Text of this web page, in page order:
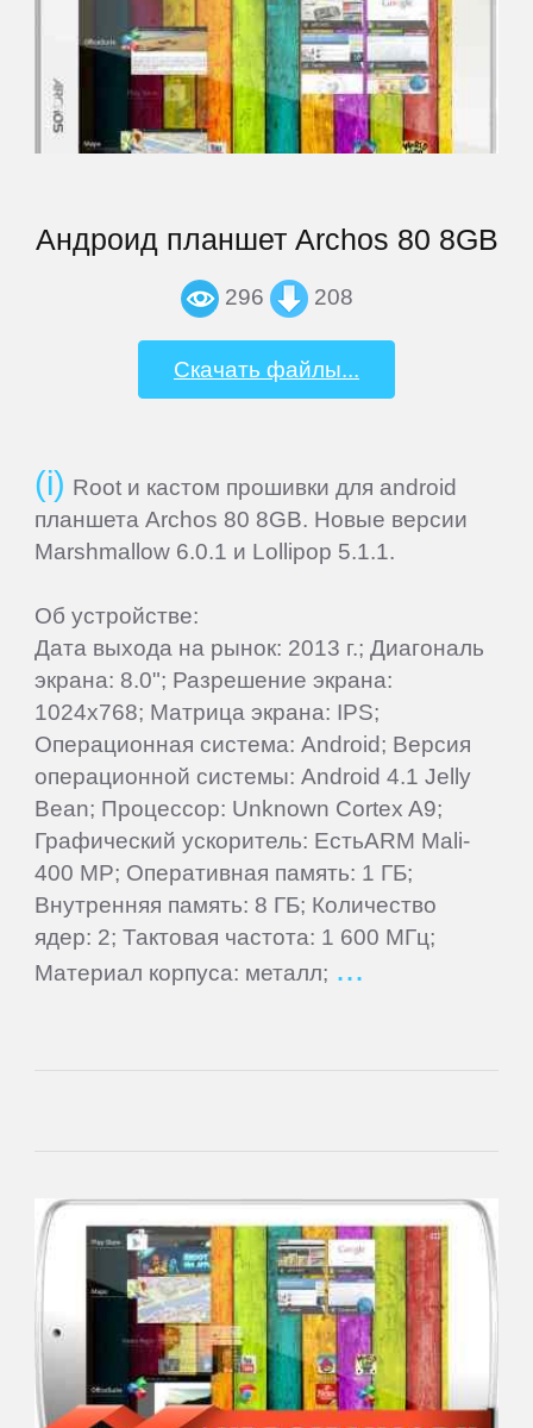
Андроид планшет Archos 80 8GB
296 208
Скачать файлы...
Root и кастом прошивки для android
планшета Archos 80 8GB. Новые версии
Marshmallow 6.0.1 и Lollipop 5.1.1.
Об устройстве:
Дата выхода на рынок: 2013 г.; Диагональ
экрана: 8.0"; Разрешение экрана:
1024x768; Матрица экрана: IPS;
Операционная система: Android; Версия
операционной системы: Android 4.1 Jelly
Bean; Процессор: Unknown Cortex A9;
Графический ускоритель: ЕстьARM Mali-
400 MP; Оперативная память: 1 ГБ;
Внутренняя память: 8 ГБ; Количество
ядер: 2; Тактовая частота: 1 600 МГц;
Материал корпуса: металл;
Prology
QUMO
Moor
Samsung
SeeMax
SHIRU
Smarty
Sony
Starway
Tesla
TeXet